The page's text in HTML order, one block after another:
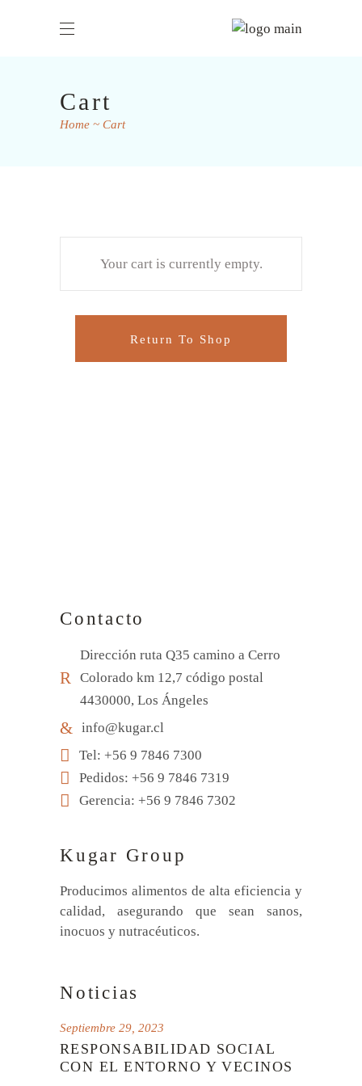
Cart
Home Cart
Your cart is currently empty.
Return To Shop
Contacto
Dirección ruta Q35 camino a Cerro
Colorado km 12,7 código postal
4430000, Los Ángeles
info@kugar.cl
Tel: +56 9 7846 7300
Pedidos: +56 9 7846 7319
Gerencia: +56 9 7846 7302
Kugar Group
Producimos alimentos de alta eficiencia y
calidad, asegurando que sean sanos,
inocuos y nutracéuticos.
Noticias
RESPONSABILIDAD SOCIAL
CON EL ENTORNO Y VECINOS
Septiembre 29, 2023